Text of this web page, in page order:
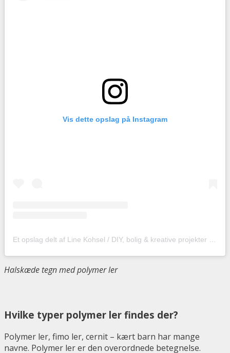
Vis dette opslag på Instagram
Et opslag delt af Line Kohsel / DIY, bolig & kreative projekter (@hobbyskuffendk)
Halskæde tegn med polymer ler
Hvilke typer polymer ler findes der?
Polymer ler, fimo ler, cernit – kært barn har mange
navne. Polymer ler er den overordnede betegnelse.